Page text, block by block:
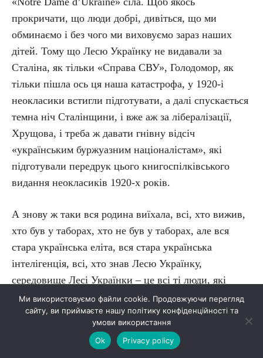
прокричати, що люди добрі, дивіться, що ми
обминаємо і без чого ми виховуємо зараз наших
дітей. Тому що Лесю Українку не видавали за
Сталіна, як тільки «Справа СВУ», Голодомор, як
тільки пішла ось ця наша катастрофа, у 1920-і
неокласики встигли підготувати, а далі спускається
темна ніч Сталінщини, і вже аж за лібералізації,
Хрущова, і треба ж давати гнівну відсіч
«українським буржуазним націоналістам», які
підготували передрук цього книгоспілківського
видання неокласиків 1920-х років.
А знову ж таки вся родина виїхала, всі, хто вижив,
хто був у таборах, хто не був у таборах, але вся
стара українська еліта, вся стара українська
інтелігенція, всі, хто знав Лесю Українку,
середовище Лесі Українки – це всі ті люди, які
склали, власне, інтелектуальне ядро нашої діаспори
після війни. Відповідно їм треба давати гнівну
відсіч. Відповідно тоді йде спершу 5-томник, тоді –
10-томник, його укладала купа тих, хто потім у
Ми використовуємо файли cookie. Продовжуючи перегляд
сайту, ви приймаєте нашу політику конфіденційності та
умови використання
Ok
Privacy policy